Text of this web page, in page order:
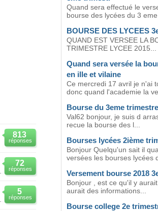
813
réponses
72
réponses
5
réponses
Quand sera effectué le
bourse des lycées du 3 eme
BOURSE DES LYCEES
QUAND EST VERSEE LA
TRIMESTRE LYCEE 2015...
Quand sera versée la
en ille et vilaine
Ce mercredi 17 avril je n'ai
donc quand l'academie la
Bourse du 3eme
Val62 bonjour, je suis d
recue la bourse des l...
Bourses lycées 2ième
Bonjour Quelqu'un sait il
versées les bourses lycées
Versement bourse 2018
Bonjour , est ce qu'il y
aurait des informations...
Bourse college 2e